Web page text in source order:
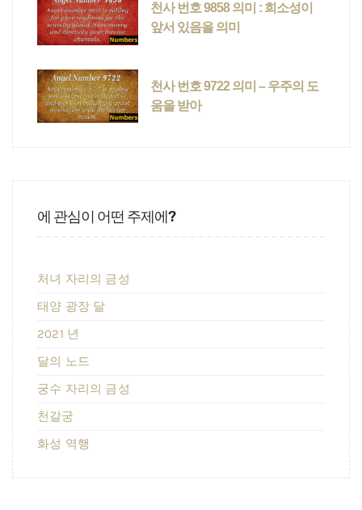
천사 번호 9858 의미 : 희소성이
앞서 있음을 의미
천사 번호 9722 의미 – 우주의 도
움을 받아
에 관심이 어떤 주제에?
처녀 자리의 금성
태양 광장 달
2021 년
달의 노드
궁수 자리의 금성
천갈궁
화성 역행